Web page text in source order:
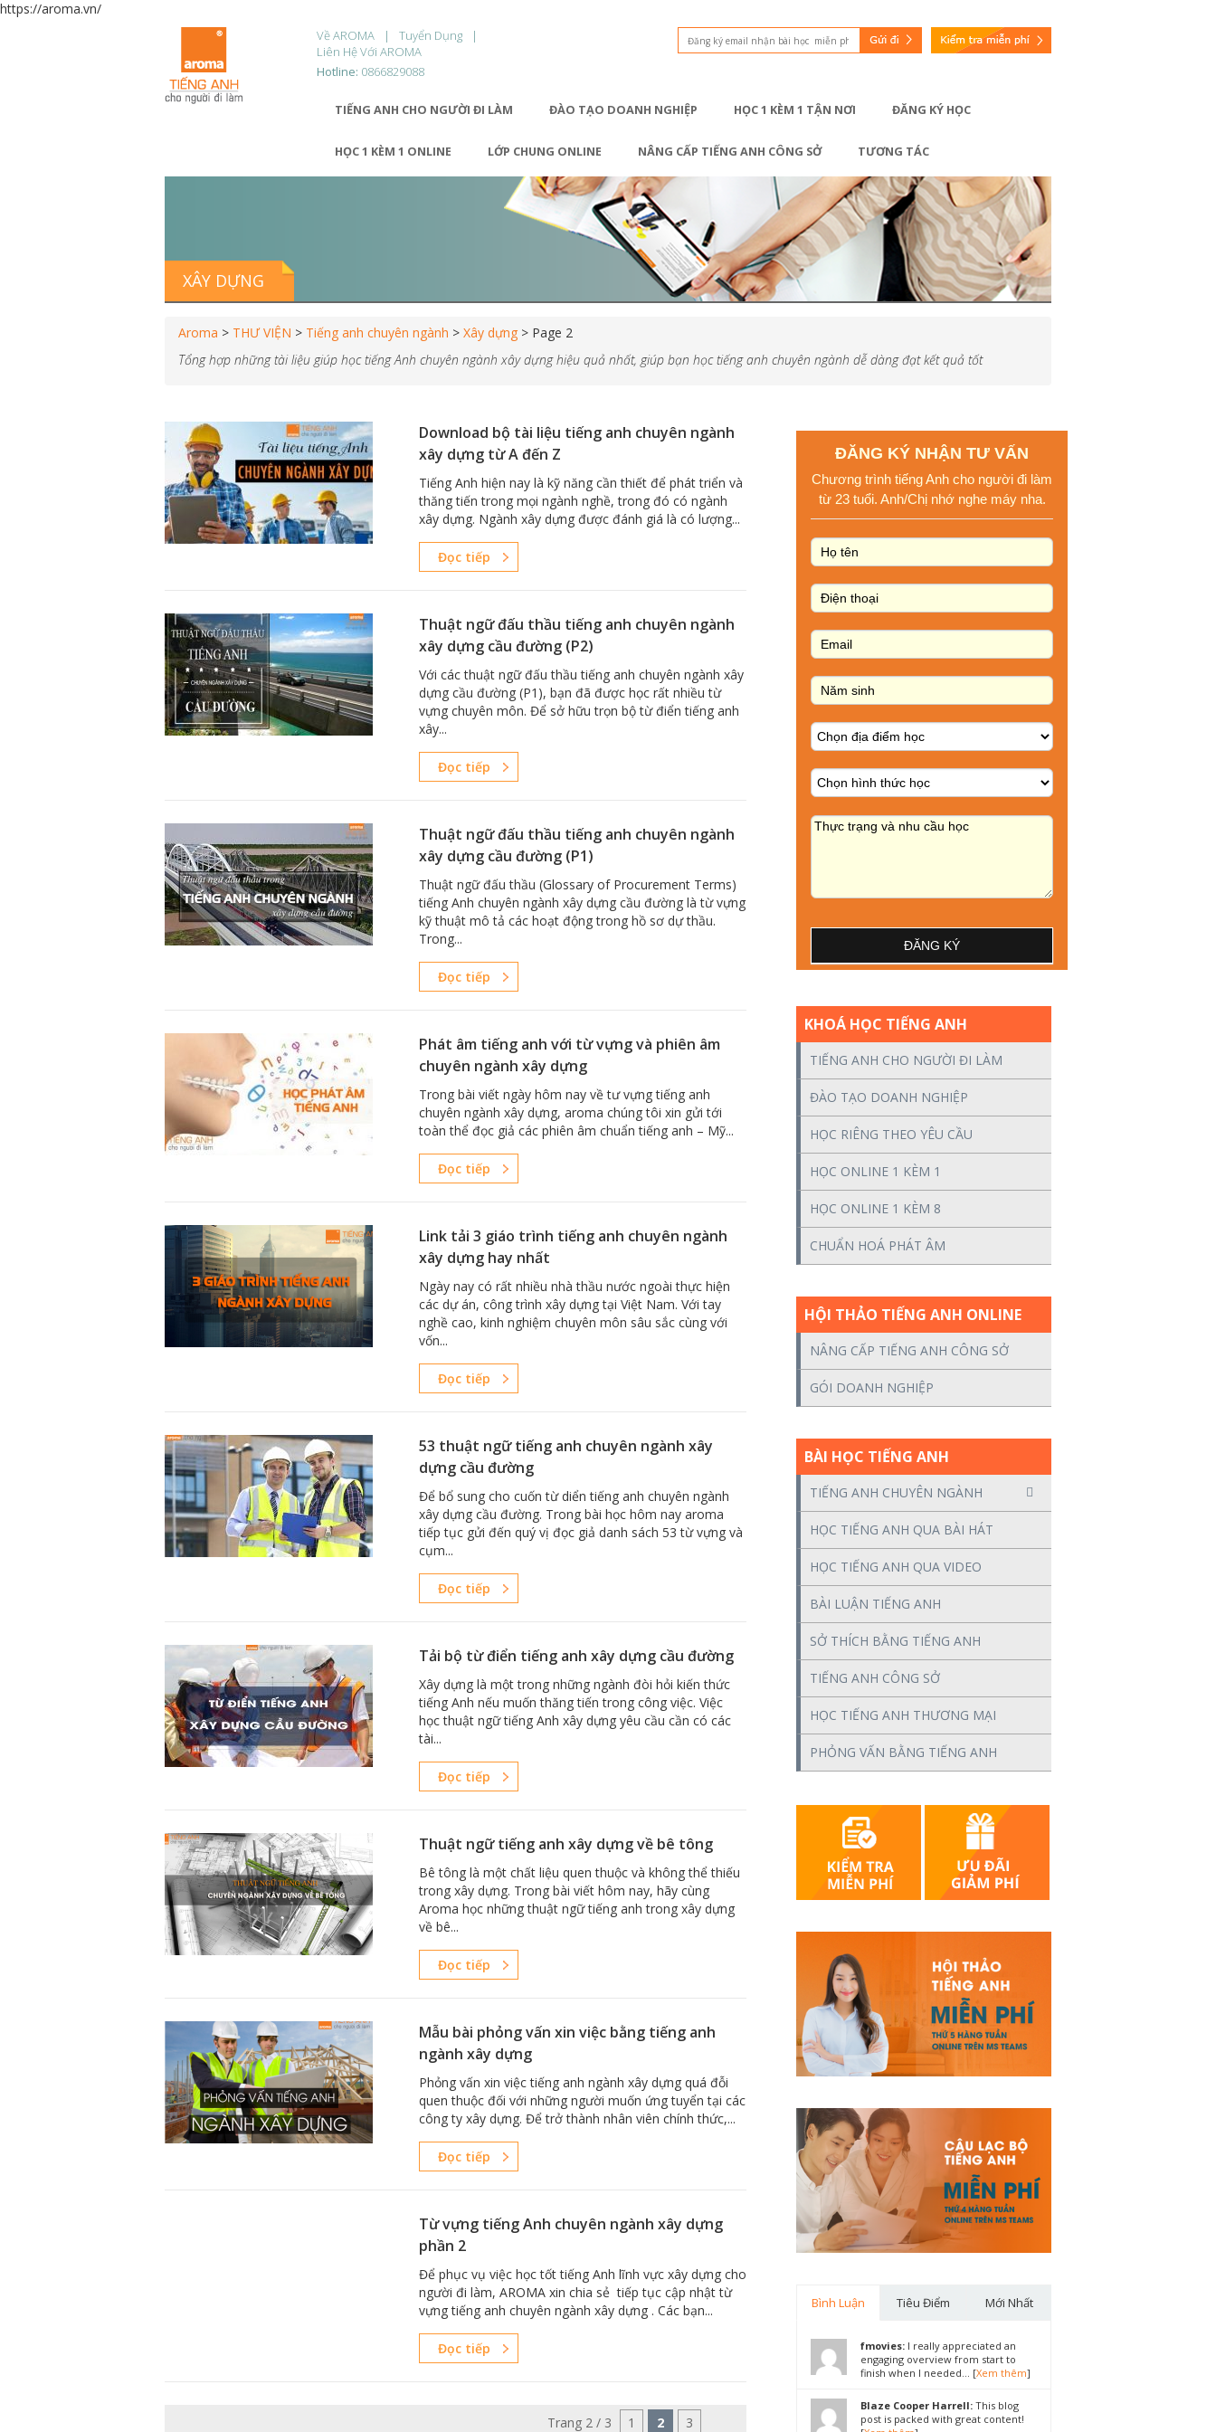
https://aroma.vn/
Về AROMA
Tuyển Dụng
Liên Hệ Với AROMA
Hotline: 0866829088
TIẾNG ANH CHO NGƯỜI ĐI LÀM ĐÀO TẠO DOANH NGHIỆP HỌC 1 KÈM 1 TẬN NƠI ĐĂNG KÝ HỌC
HỌC 1 KÈM 1 ONLINE LỚP CHUNG ONLINE NÂNG CẤP TIẾNG ANH CÔNG SỞ TƯƠNG TÁC
XÂY DỰNG
Aroma > THƯ VIỆN > Tiếng anh chuyên ngành > Xây dựng > Page 2
Tổng hợp những tài liệu giúp học tiếng Anh chuyên ngành xây dựng hiệu quả nhất, giúp bạn học tiếng anh chuyên ngành dễ dàng đạt kết quả tốt
Download bộ tài liệu tiếng anh chuyên ngành
xây dựng từ A đến Z
Tiếng Anh hiện nay là kỹ năng cần thiết để phát triển và
thăng tiến trong mọi ngành nghề, trong đó có ngành
xây dựng. Ngành xây dựng được đánh giá là có lượng...
Đọc tiếp
Thuật ngữ đấu thầu tiếng anh chuyên ngành
xây dựng cầu đường (P2)
Với các thuật ngữ đấu thầu tiếng anh chuyên ngành xây
dựng cầu đường (P1), bạn đã được học rất nhiều từ
vựng chuyên môn. Để sở hữu trọn bộ từ điển tiếng anh
xây...
Đọc tiếp
Thuật ngữ đấu thầu tiếng anh chuyên ngành
xây dựng cầu đường (P1)
Thuật ngữ đấu thầu (Glossary of Procurement Terms)
tiếng Anh chuyên ngành xây dựng cầu đường là từ vựng
kỹ thuật mô tả các hoạt động trong hồ sơ dự thầu.
Trong...
Đọc tiếp
Phát âm tiếng anh với từ vựng và phiên âm
chuyên ngành xây dựng
Trong bài viết ngày hôm nay về tư vựng tiếng anh
chuyên ngành xây dựng, aroma chúng tôi xin gửi tới
toàn thể đọc giả các phiên âm chuẩn tiếng anh – Mỹ...
Đọc tiếp
Link tải 3 giáo trình tiếng anh chuyên ngành
xây dựng hay nhất
Ngày nay có rất nhiều nhà thầu nước ngoài thực hiện
các dự án, công trình xây dựng tại Việt Nam. Với tay
nghề cao, kinh nghiệm chuyên môn sâu sắc cùng với
vốn...
Đọc tiếp
53 thuật ngữ tiếng anh chuyên ngành xây
dựng cầu đường
Để bổ sung cho cuốn từ diển tiếng anh chuyên ngành
xây dựng cầu đường. Trong bài học hôm nay aroma
tiếp tục gửi đến quý vị đọc giả danh sách 53 từ vựng và
cụm...
Đọc tiếp
Tải bộ từ điển tiếng anh xây dựng cầu đường
Xây dựng là một trong những ngành đòi hỏi kiến thức
tiếng Anh nếu muốn thăng tiến trong công việc. Việc
học thuật ngữ tiếng Anh xây dựng yêu cầu cần có các
tài...
Đọc tiếp
Thuật ngữ tiếng anh xây dựng về bê tông
Bê tông là một chất liệu quen thuộc và không thể thiếu
trong xây dựng. Trong bài viết hôm nay, hãy cùng
Aroma học những thuật ngữ tiếng anh trong xây dựng
về bê...
Đọc tiếp
Mẫu bài phỏng vấn xin việc bằng tiếng anh
ngành xây dựng
Phỏng vấn xin việc tiếng anh ngành xây dựng quá đỗi
quen thuộc đối với những người muốn ứng tuyển tại các
công ty xây dựng. Để trở thành nhân viên chính thức,...
Đọc tiếp
Từ vựng tiếng Anh chuyên ngành xây dựng
phần 2
Để phục vụ việc học tốt tiếng Anh lĩnh vực xây dựng cho
người đi làm, AROMA xin chia sẻ tiếp tục cập nhật từ
vựng tiếng anh chuyên ngành xây dựng . Các bạn...
Đọc tiếp
Trang 2 / 3 1 2 3
KHOÁ HỌC TIẾNG ANH
TIẾNG ANH CHO NGƯỜI ĐI LÀM
ĐÀO TẠO DOANH NGHIỆP
HỌC RIÊNG THEO YÊU CẦU
HỌC ONLINE 1 KÈM 1
HỌC ONLINE 1 KÈM 8
CHUẨN HOÁ PHÁT ÂM
HỘI THẢO TIẾNG ANH ONLINE
NÂNG CẤP TIẾNG ANH CÔNG SỞ
GÓI DOANH NGHIỆP
BÀI HỌC TIẾNG ANH
TIẾNG ANH CHUYÊN NGÀNH
HỌC TIẾNG ANH QUA BÀI HÁT
HỌC TIẾNG ANH QUA VIDEO
BÀI LUẬN TIẾNG ANH
SỞ THÍCH BẰNG TIẾNG ANH
TIẾNG ANH CÔNG SỞ
HỌC TIẾNG ANH THƯƠNG MẠI
PHỎNG VẤN BẰNG TIẾNG ANH
Bình Luận Tiêu Điểm Mới Nhất
fmovies: I really appreciated an
engaging overview from start to
finish when I needed... [Xem thêm]
Blaze Cooper Harrell: This blog
post is packed with great content!